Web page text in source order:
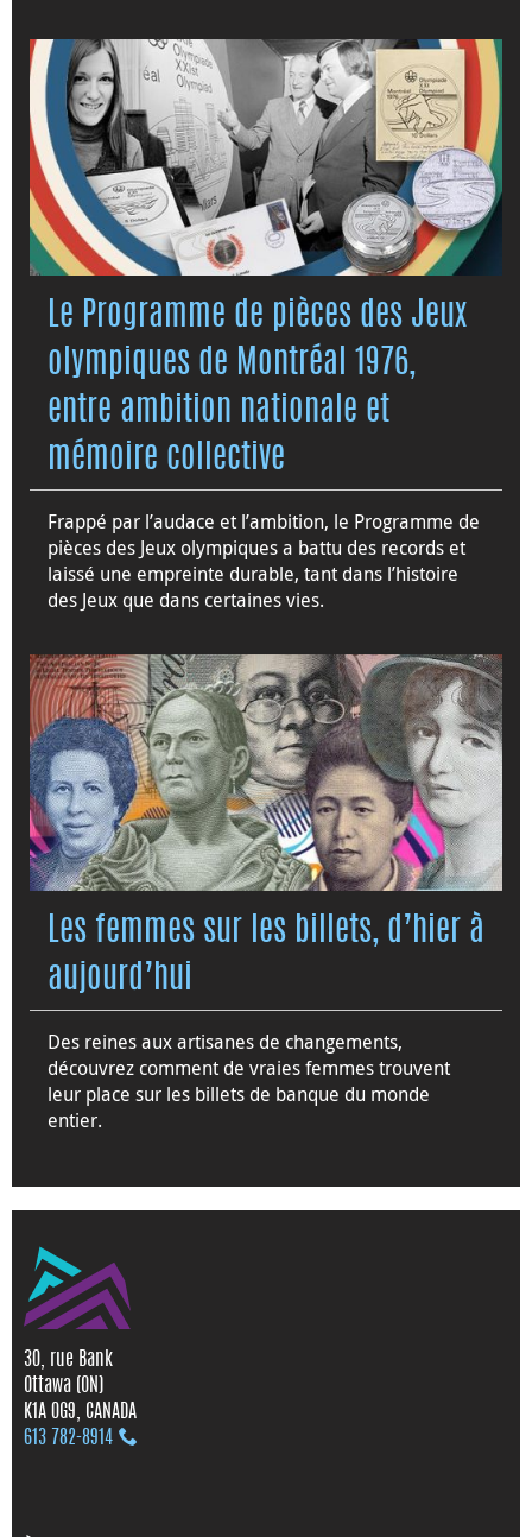
Le Programme de pièces des Jeux
olympiques de Montréal 1976,
entre ambition nationale et
mémoire collective
Frappé par l’audace et l’ambition, le Programme de
pièces des Jeux olympiques a battu des records et
laissé une empreinte durable, tant dans l’histoire
des Jeux que dans certaines vies.
Les femmes sur les billets, d’hier à
aujourd’hui
Des reines aux artisanes de changements,
découvrez comment de vraies femmes trouvent
leur place sur les billets de banque du monde
entier.
30, rue Bank
Ottawa (ON)
K1A 0G9, CANADA
613 782‑8914